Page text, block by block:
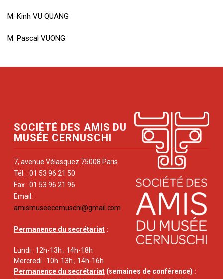
M. Kinh VU QUANG
M. Pascal VUONG
SOCIÉTÉ DES AMIS DU
MUSÉE CERNUSCHI
7, avenue Vélasquez 75008 Paris
Tél. : 01 53 96 21 50
Fax : 01 53 96 21 96
Email:
amismuseecernuschi@gmail.com
Permanence du secrétariat :
Lundi : 12h-13h ; 14h-18h
Mercredi : 10h-13h ; 14h-16h
Permanence du secrétariat (semaines de conférence) :